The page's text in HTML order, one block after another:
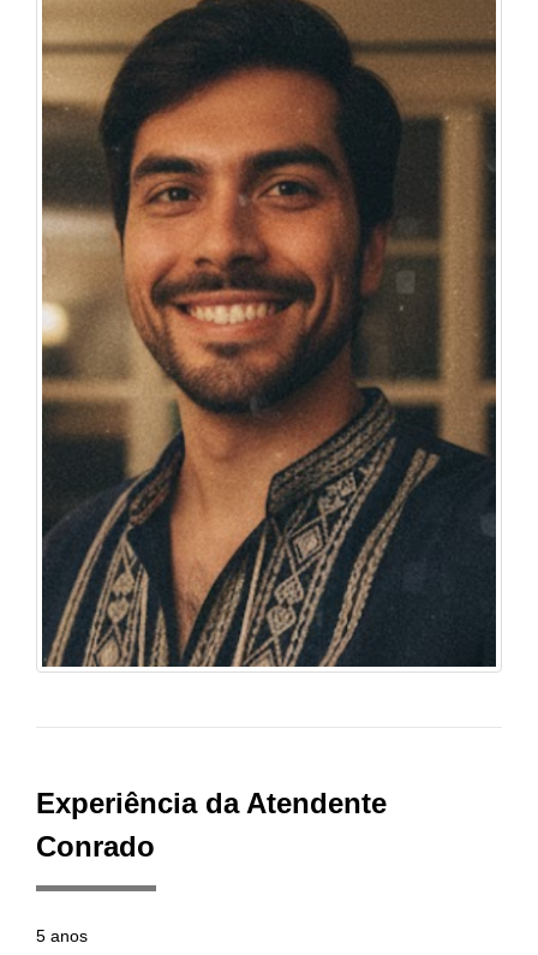
Experiência da Atendente
Conrado
5 anos